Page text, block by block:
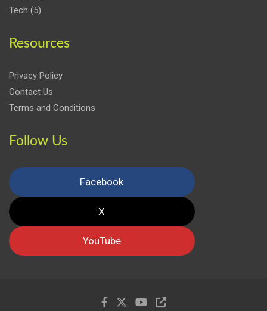
Tech (5)
Resources
Privacy Policy
Contact Us
Terms and Conditions
Follow Us
Facebook
X
YouTube